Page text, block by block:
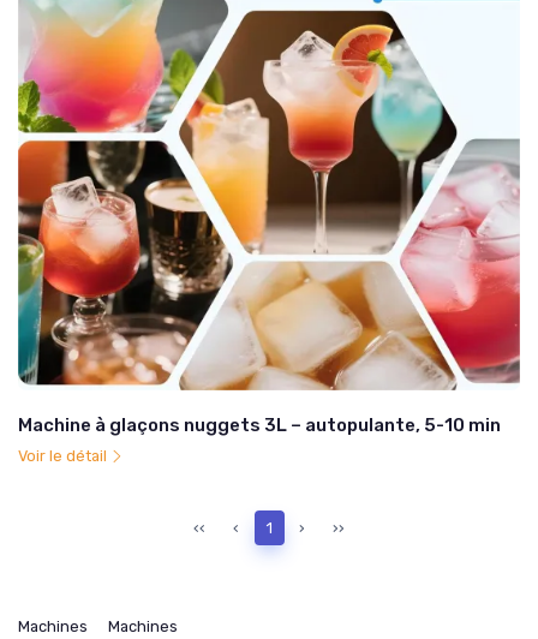
Machine à glaçons nuggets 3L – autopulante, 5-10 min
Voir le détail
‹‹ ‹ 1 › ››
Machines
Machines